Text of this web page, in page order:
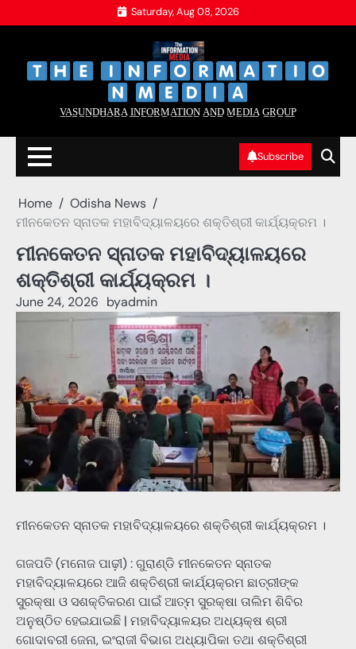
to
Saturday, Aug 08, 2026
V̲A̲S̲U̲N̲D̲H̲A̲R̲A̲ I̲N̲F̲O̲R̲M̲A̲T̲I̲O̲N̲ A̲N̲D̲ M̲E̲D̲I̲A̲ G̲R̲O̲U̲P̲
Subscribe
Home
Odisha News
ମୀନକେତନ ସ୍ନାତକ ମହାବିଦ୍ୟାଳୟରେ ଶକ୍ତିଶ୍ରୀ କାର୍ଯ୍ୟକ୍ରମ ।
ମୀନକେତନ ସ୍ନାତକ ମହାବିଦ୍ୟାଳୟରେ
ଶକ୍ତିଶ୍ରୀ କାର୍ଯ୍ୟକ୍ରମ ।
June 24, 2026 byadmin
ମୀନକେତନ ସ୍ନାତକ ମହାବିଦ୍ୟାଳୟରେ ଶକ୍ତିଶ୍ରୀ କାର୍ଯ୍ୟକ୍ରମ ।
ଗଜପତି (ମନୋଜ ପାଢ଼ୀ) : ଗୁରାଣ୍ଡି ମୀନକେତନ ସ୍ନାତକ
ମହାବିଦ୍ୟାଳୟରେ ଆଜି ଶକ୍ତିଶ୍ରୀ କାର୍ଯ୍ୟକ୍ରମ ଛାତ୍ରୀଙ୍କ
ସୁରକ୍ଷା ଓ ସଶକ୍ତିକରଣ ପାଇଁ ଆତ୍ମ ସୁରକ୍ଷା ତାଲିମ ଶିବିର
ଅନୁଷ୍ଠିତ ହେଇଯାଇଛି | ମହାବିଦ୍ୟାଳୟର ଅଧ୍ୟକ୍ଷ ଶ୍ରୀ
ଗୋଦାବରୀ ଜେନା, ଇଂରାଜୀ ବିଭାଗ ଅଧ୍ୟାପିକା ତଥା ଶକ୍ତିଶ୍ରୀ